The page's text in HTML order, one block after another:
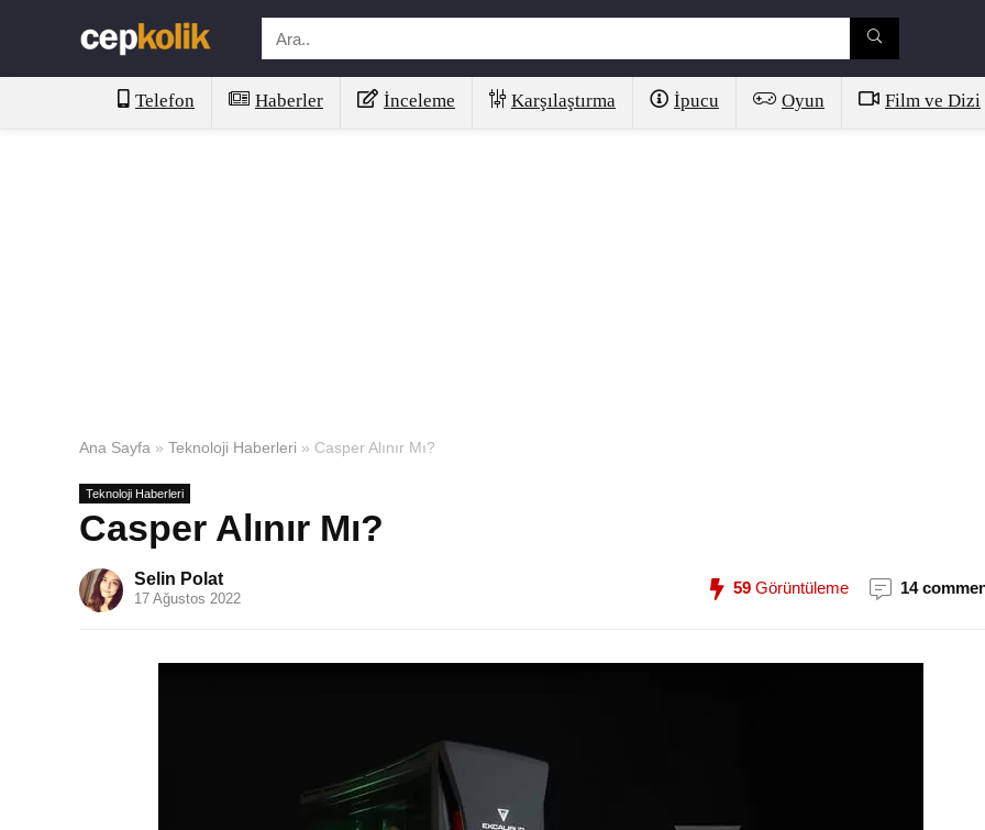
Telefon Haberler İnceleme Karşılaştırma İpucu Oyun Film ve Dizi
Ana Sayfa » Teknoloji Haberleri » Casper Alınır Mı?
Teknoloji Haberleri
Casper Alınır Mı?
Selin Polat
17 Ağustos 2022
59 Görüntüleme 14